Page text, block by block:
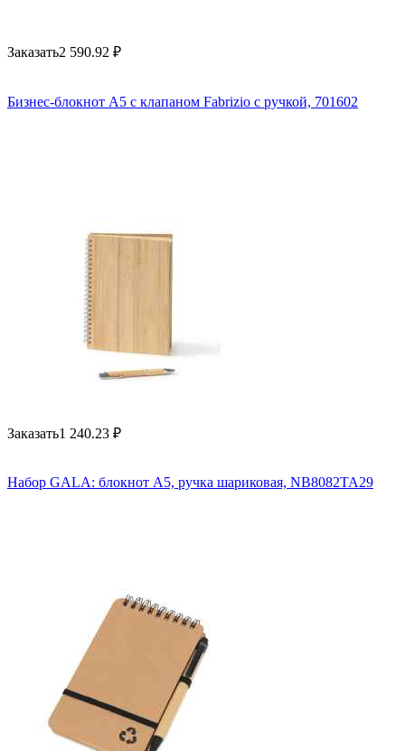
Заказать2 590.92 ₽
Бизнес-блокнот А5 с клапаном Fabrizio с ручкой, 701602
Заказать1 240.23 ₽
Набор GALA: блокнот А5, ручка шариковая, NB8082TA29